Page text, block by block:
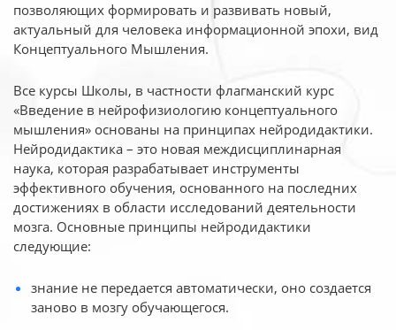
позволяющих формировать и развивать новый,
актуальный для человека информационной эпохи, вид
Концептуального Мышления.
Все курсы Школы, в частности флагманский курс
«Введение в нейрофизиологию концептуального
мышления» основаны на принципах нейродидактики.
Нейродидактика – это новая междисциплинарная
наука, которая разрабатывает инструменты
эффективного обучения, основанного на последних
достижениях в области исследований деятельности
мозга. Основные принципы нейродидактики
следующие:
знание не передается автоматически, оно создается
заново в мозгу обучающегося.